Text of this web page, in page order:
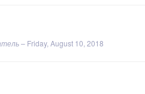
– Friday, August 10, 2018